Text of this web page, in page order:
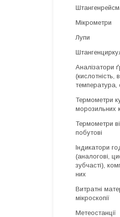
Мікрометри
Лупи
Аналізатори
(кислотність,
температура,
Термометри
морозильних
Термометри
побутові
Індикатори
(аналогові,
зубчасті),
них
Витратні
мікроскопії
Метеостанції